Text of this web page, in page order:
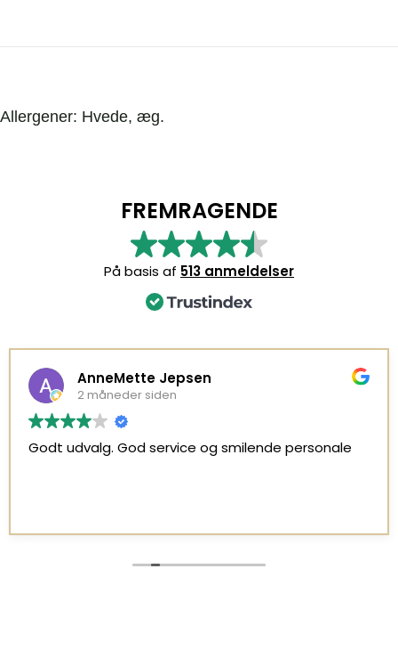
Allergener: Hvede, æg.
FREMRAGENDE
På basis af 513 anmeldelser
AnneMette Jepsen
2 måneder siden
Godt udvalg. God service og smilende personale